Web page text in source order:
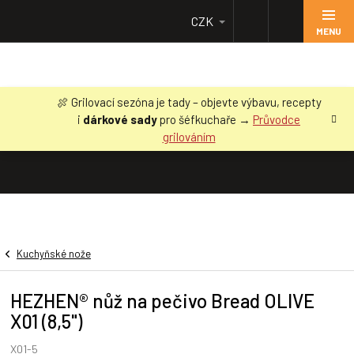
obsah
🍖 Grilovací sezóna je tady – objevte výbavu, recepty
i dárkové sadypro šéfkuchaře → Průvodce
grilováním
CZK
Kuchyňské nože
HEZHEN® nůž na pečivo Bread OLIVE
X01 (8,5")
X01-5